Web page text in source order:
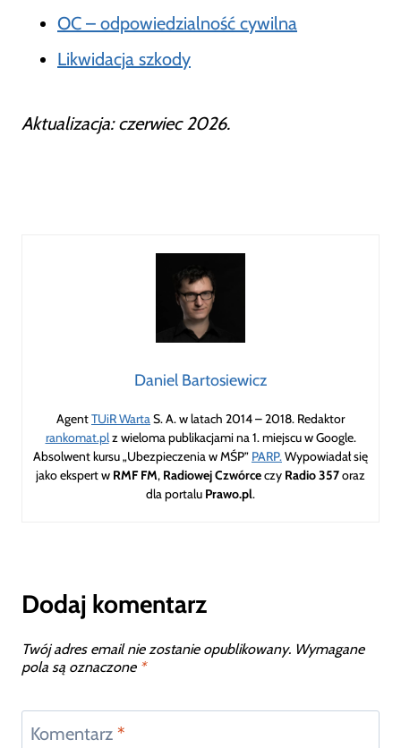
OC – odpowiedzialność cywilna
Likwidacja szkody
Aktualizacja: czerwiec 2026.
Daniel Bartosiewicz
AgentTUiR WartaS. A. w latach 2014 – 2018. Redaktor
rankomat.plz wieloma publikacjami na 1. miejscu w Google.
Absolwent kursu „Ubezpieczenia w MŚP” PARP.Wypowiadał się
jako ekspert w RMF FM, Radiowej Czwórceczy Radio 357oraz
dla portalu Prawo.pl.
Dodaj komentarz
Twój adres email nie zostanie opublikowany. Wymagane
pola są oznaczone *
Komentarz *